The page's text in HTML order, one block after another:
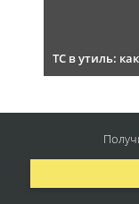
ТС в утиль: